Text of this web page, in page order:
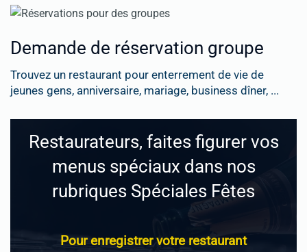
Demande de réservation groupe
Trouvez un restaurant pour enterrement de vie de
jeunes gens, anniversaire, mariage, business dîner, ...
Restaurateurs, faites figurer vos
menus spéciaux dans nos
rubriques Spéciales Fêtes
Pour enregistrer votre restaurant